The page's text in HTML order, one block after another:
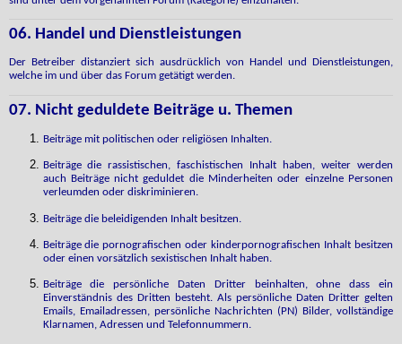
06. Handel und Dienstleistungen
Der Betreiber distanziert sich ausdrücklich von Handel und Dienstleistungen,
welche im und über das Forum getätigt werden.
07. Nicht geduldete Beiträge u. Themen
Beiträge mit politischen oder religiösen Inhalten.
Beiträge die rassistischen, faschistischen Inhalt haben, weiter werden
auch Beiträge nicht geduldet die Minderheiten oder einzelne Personen
verleumden oder diskriminieren.
Beiträge die beleidigenden Inhalt besitzen.
Beiträge die pornografischen oder kinderpornografischen Inhalt besitzen
oder einen vorsätzlich sexistischen Inhalt haben.
Beiträge die persönliche Daten Dritter beinhalten, ohne dass ein
Einverständnis des Dritten besteht. Als persönliche Daten Dritter gelten
Emails, Emailadressen, persönliche Nachrichten (PN) Bilder, vollständige
Klarnamen, Adressen und Telefonnummern.